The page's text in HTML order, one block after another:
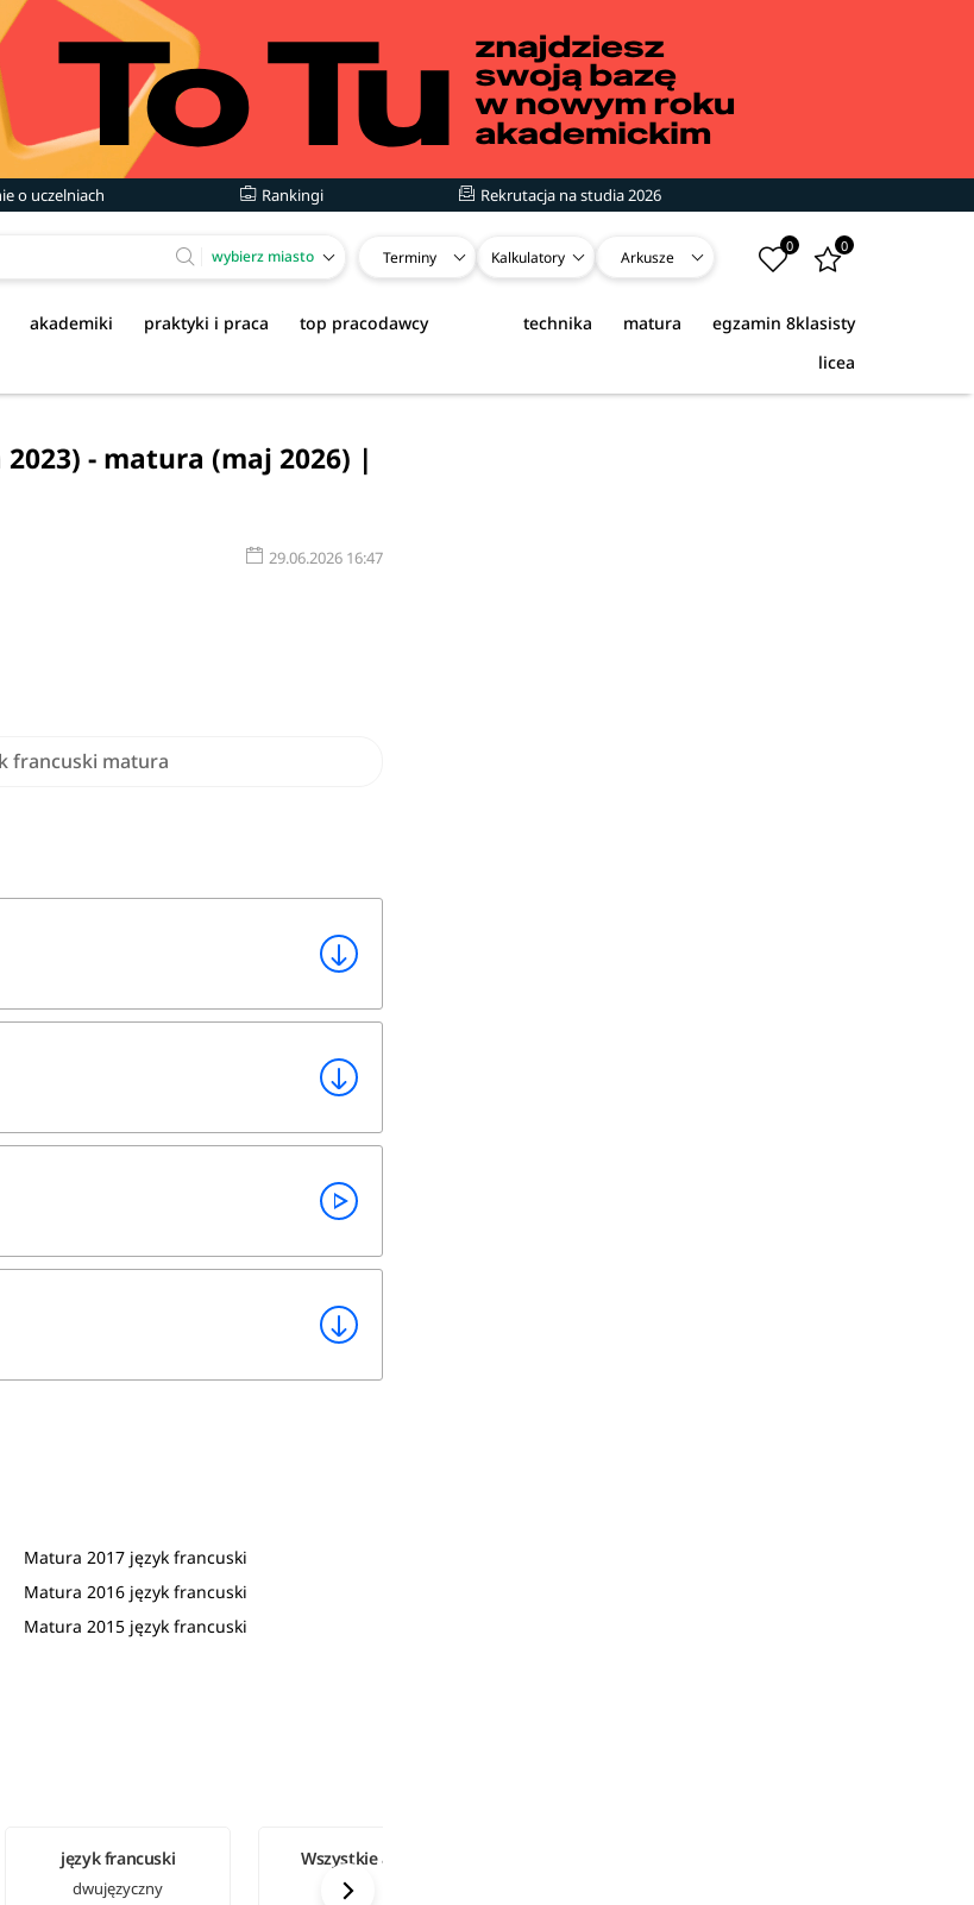
o uczelniach Rankingi Rekrutacja na studia 2026
wybierz miasto Terminy Kalkulatory Arkusze
0 0
akademiki praktyki i praca top pracodawcy egzamin 8klasisty
matura
technika
licea
- matura (maj 2026) |
29.06.2026 16:47
francuski matura
Matura 2017 język francuski
Matura 2016 język francuski
Matura 2015 język francuski
język francuski
dwujęzyczny
Wszystkie arkusze